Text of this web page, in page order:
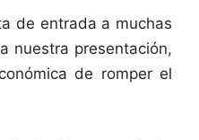
de entrada a muchas
nuestra presentación,
de romper el